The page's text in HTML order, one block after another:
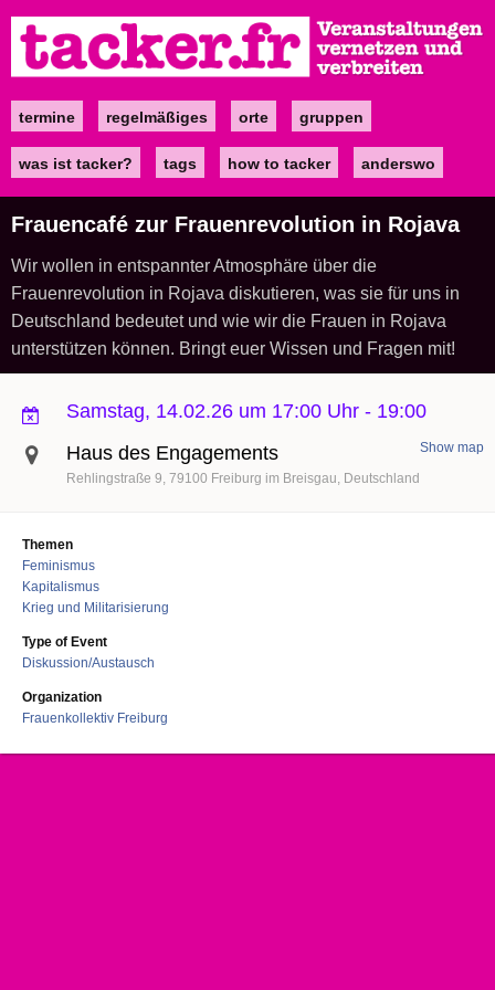
zum
Inhalt
Maintermine regelmäßiges orte gruppen
was ist tacker? tags how to tacker anderswo
Frauencafé zur Frauenrevolution in Rojava
Wir wollen in entspannter Atmosphäre über die
Frauenrevolution in Rojava diskutieren, was sie für uns in
Deutschland bedeutet und wie wir die Frauen in Rojava
unterstützen können. Bringt euer Wissen und Fragen mit!
Samstag, 14.02.26 um 17:00 Uhr - 19:00
Haus des Engagements
Rehlingstraße 9 79100 Freiburg im Breisgau Deutschland
Show map
Themen
Feminismus
Kapitalismus
Krieg und Militarisierung
Type of Event
Diskussion/Austausch
Organization
Frauenkollektiv Freiburg